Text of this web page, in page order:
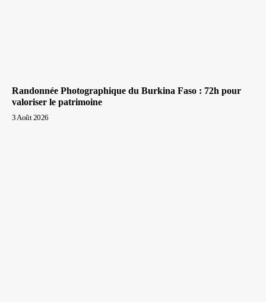
Randonnée Photographique du Burkina Faso : 72h pour
valoriser le patrimoine
3 Août 2026